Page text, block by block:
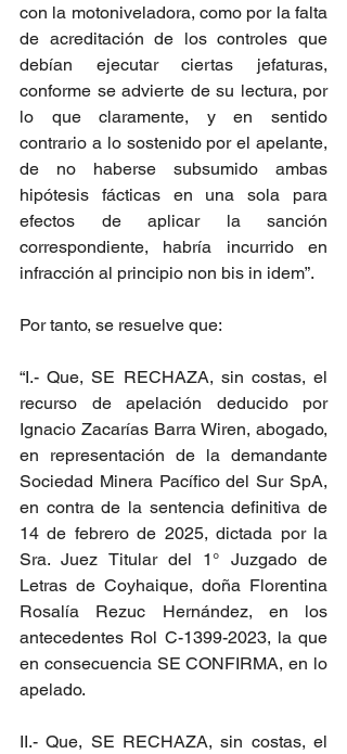
con la motoniveladora, como por la falta
de acreditación de los controles que
debían ejecutar ciertas jefaturas,
conforme se advierte de su lectura, por
lo que claramente, y en sentido
contrario a lo sostenido por el apelante,
de no haberse subsumido ambas
hipótesis fácticas en una sola para
efectos de aplicar la sanción
correspondiente, habría incurrido en
infracción al principio non bis in idem”.
Por tanto, se resuelve que:
“I.- Que, SE RECHAZA, sin costas, el
recurso de apelación deducido por
Ignacio Zacarías Barra Wiren, abogado,
en representación de la demandante
Sociedad Minera Pacífico del Sur SpA,
en contra de la sentencia definitiva de
14 de febrero de 2025, dictada por la
Sra. Juez Titular del 1° Juzgado de
Letras de Coyhaique, doña Florentina
Rosalía Rezuc Hernández, en los
antecedentes Rol C-1399-2023, la que
en consecuencia SE CONFIRMA, en lo
apelado.
II.- Que, SE RECHAZA, sin costas, el